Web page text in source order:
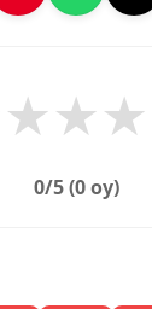
★
★
★
0/5 (0oy)